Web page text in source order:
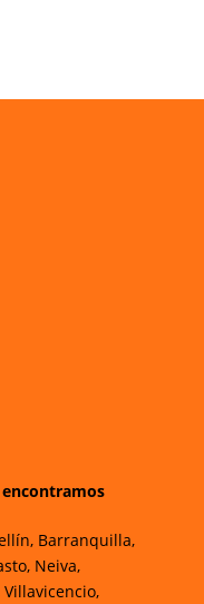
encontramos
Barranquilla,
Neiva,
Villavicencio,